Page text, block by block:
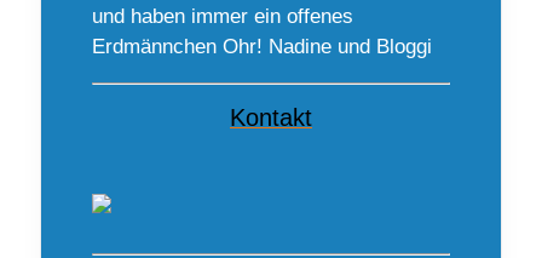
und haben immer ein offenes
Erdmännchen Ohr! Nadine und Bloggi
Kontakt